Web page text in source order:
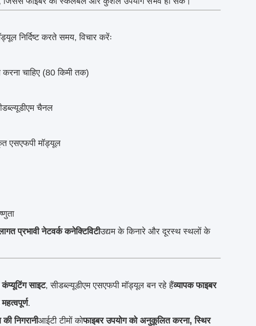
निर्दिष्ट करते समय, विचार करेंः
चाहिए (80 किमी तक)
चैनल
एसएफपी मॉड्यूल
प्रभावी नेटवर्क कनेक्टिविटीउद्यम के किनारे और दूरस्थ स्थलों के
साइट, सीडब्ल्यूडीएम एसएफपी मॉड्यूल बन रहे हैंव्यापक फाइबर
.
निगरानीआईटी टीमों कोफाइबर उपयोग को अनुकूलित करना, स्थिर